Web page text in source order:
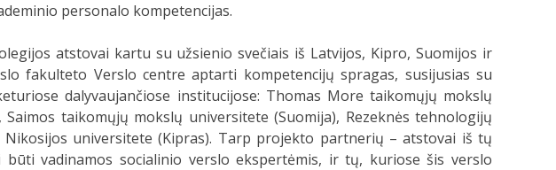
personalo kompetencijas.
atstovai kartu su užsienio svečiais iš Latvijos, Kipro, Suomijos ir
fakulteto Verslo centre aptarti kompetencijų spragas, susijusias su
dalyvaujančiose institucijose: Thomas More taikomųjų mokslų
Saimos taikomųjų mokslų universitete (Suomija), Rezeknės tehnologijų
Nikosijos universitete (Kipras). Tarp projekto partnerių – atstovai iš tų
vadinamos socialinio verslo ekspertėmis, ir tų, kuriose šis verslo